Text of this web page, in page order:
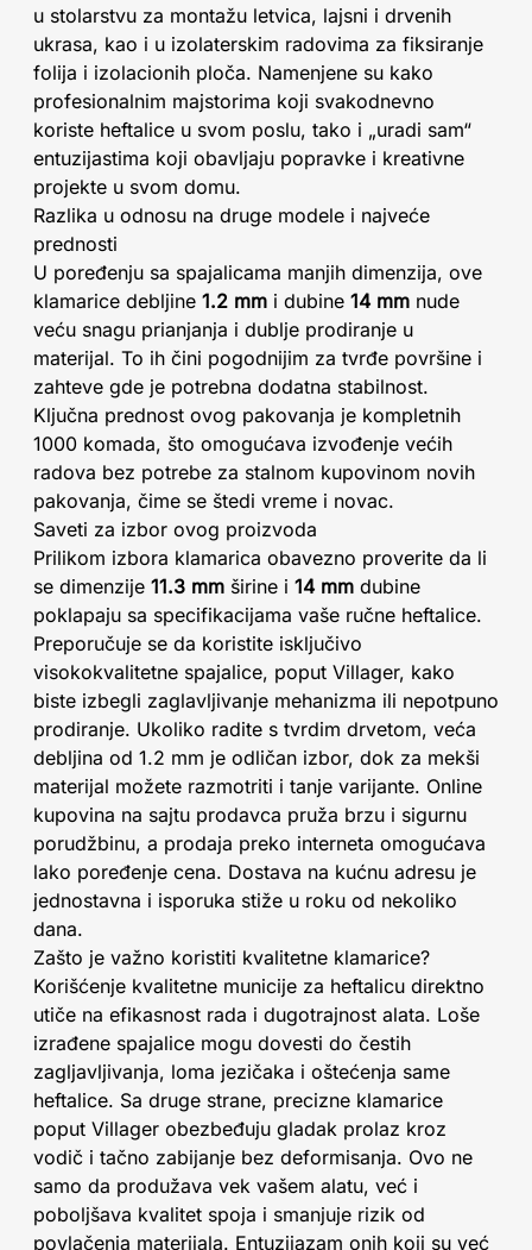
u stolarstvu za montažu letvica, lajsni i drvenih
ukrasa, kao i u izolaterskim radovima za fiksiranje
folija i izolacionih ploča. Namenjene su kako
profesionalnim majstorima koji svakodnevno
koriste heftalice u svom poslu, tako i „uradi sam“
entuzijastima koji obavljaju popravke i kreativne
projekte u svom domu.
Razlika u odnosu na druge modele i najveće
prednosti
U poređenju sa spajalicama manjih dimenzija, ove
klamarice debljine 1.2 mm i dubine 14 mm nude
veću snagu prianjanja i dublje prodiranje u
materijal. To ih čini pogodnijim za tvrđe površine i
zahteve gde je potrebna dodatna stabilnost.
Ključna prednost ovog pakovanja je kompletnih
1000 komada, što omogućava izvođenje većih
radova bez potrebe za stalnom kupovinom novih
pakovanja, čime se štedi vreme i novac.
Saveti za izbor ovog proizvoda
Prilikom izbora klamarica obavezno proverite da li
se dimenzije 11.3 mm širine i 14 mm dubine
poklapaju sa specifikacijama vaše ručne heftalice.
Preporučuje se da koristite isključivo
visokokvalitetne spajalice, poput Villager, kako
biste izbegli zaglavljivanje mehanizma ili nepotpuno
prodiranje. Ukoliko radite s tvrdim drvetom, veća
debljina od 1.2 mm je odličan izbor, dok za mekši
materijal možete razmotriti i tanje varijante. Online
kupovina na sajtu prodavca pruža brzu i sigurnu
porudžbinu, a prodaja preko interneta omogućava
lako poređenje cena. Dostava na kućnu adresu je
jednostavna i isporuka stiže u roku od nekoliko
dana.
Zašto je važno koristiti kvalitetne klamarice?
Korišćenje kvalitetne municije za heftalicu direktno
utiče na efikasnost rada i dugotrajnost alata. Loše
izrađene spajalice mogu dovesti do čestih
zagljavljivanja, loma jezičaka i oštećenja same
heftalice. Sa druge strane, precizne klamarice
poput Villager obezbeđuju gladak prolaz kroz
vodič i tačno zabijanje bez deformisanja. Ovo ne
samo da produžava vek vašem alatu, već i
poboljšava kvalitet spoja i smanjuje rizik od
povlačenja materijala. Entuzijazam onih koji su već